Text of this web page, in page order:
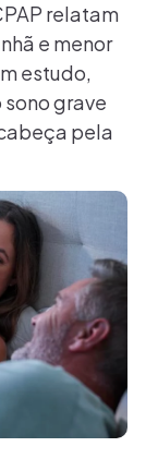
relatam
e menor
estudo,
grave
pela